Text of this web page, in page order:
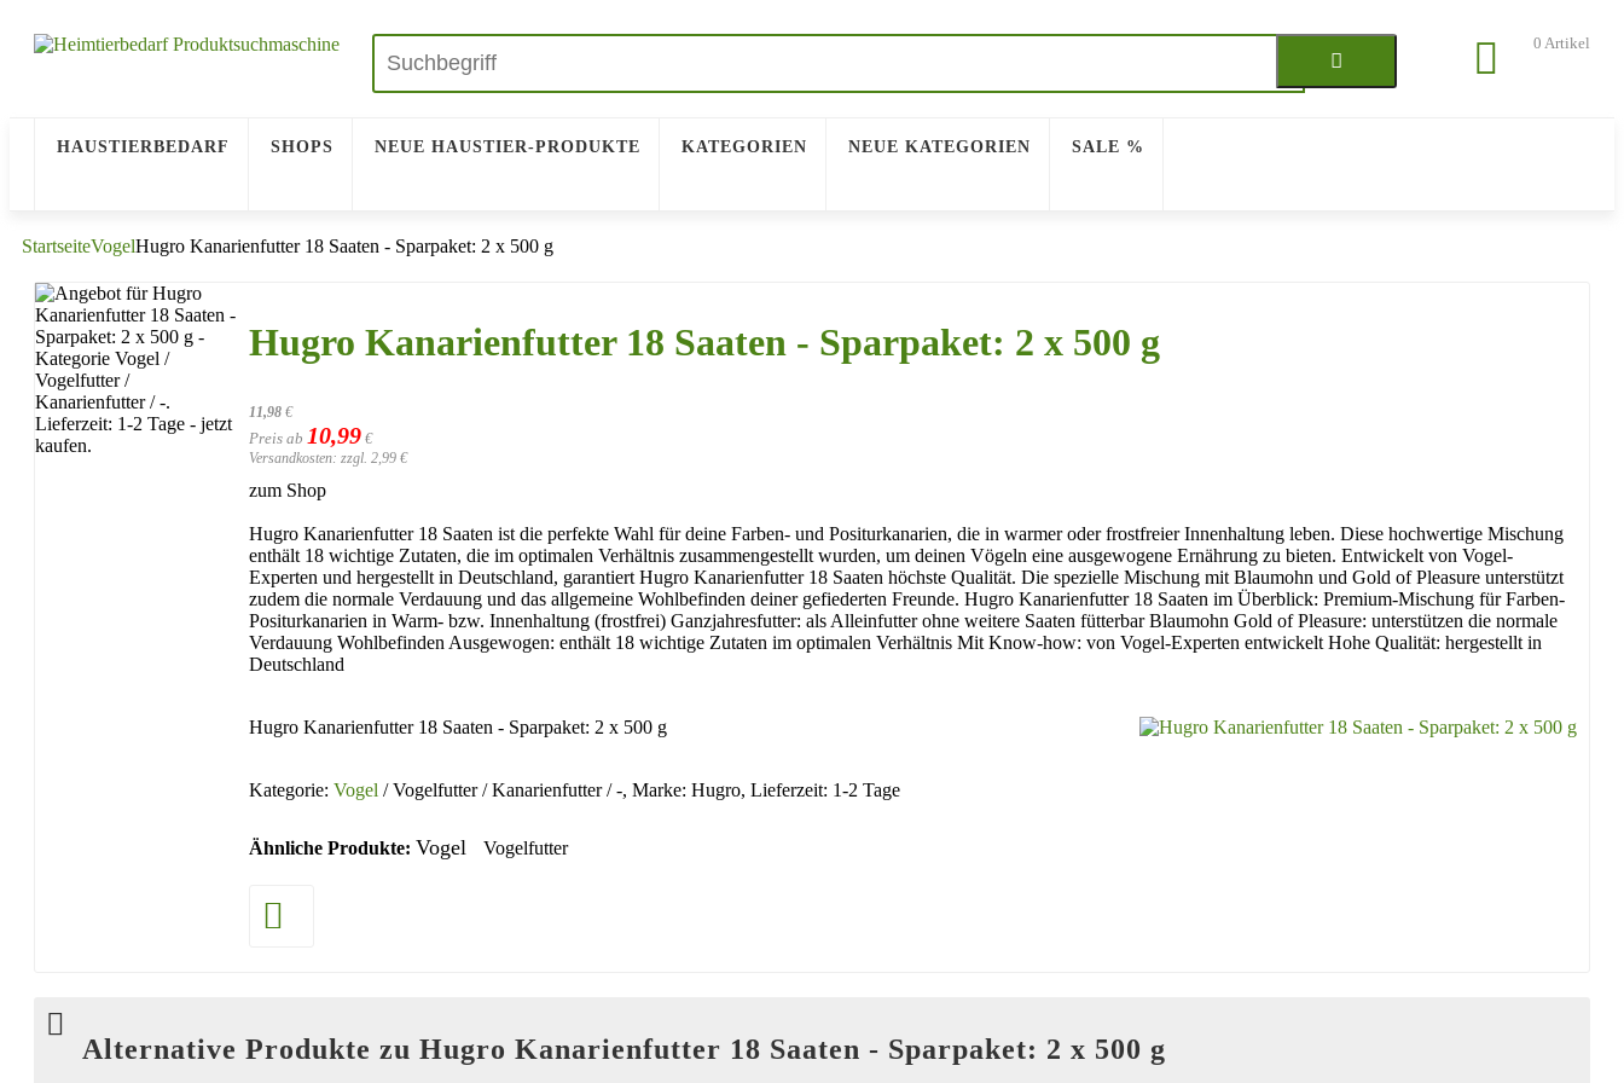
0 Artikel
HAUSTIERBEDARF SHOPS NEUE HAUSTIER-PRODUKTE KATEGORIEN NEUE KATEGORIEN SALE %
StartseiteVogelHugro Kanarienfutter 18 Saaten - Sparpaket: 2 x 500 g
Hugro Kanarienfutter 18 Saaten - Sparpaket: 2 x 500 g
11,98 €
Preis ab 10,99 €
Versandkosten: zzgl. 2,99 €
zum Shop
Hugro Kanarienfutter 18 Saaten ist die perfekte Wahl für deine Farben- und Positurkanarien, die in warmer oder frostfreier Innenhaltung leben. Diese hochwertige Mischung
enthält 18 wichtige Zutaten, die im optimalen Verhältnis zusammengestellt wurden, um deinen Vögeln eine ausgewogene Ernährung zu bieten. Entwickelt von Vogel-
Experten und hergestellt in Deutschland, garantiert Hugro Kanarienfutter 18 Saaten höchste Qualität. Die spezielle Mischung mit Blaumohn und Gold of Pleasure unterstützt
zudem die normale Verdauung und das allgemeine Wohlbefinden deiner gefiederten Freunde. Hugro Kanarienfutter 18 Saaten im Überblick: Premium-Mischung für Farben-
Positurkanarien in Warm- bzw. Innenhaltung (frostfrei) Ganzjahresfutter: als Alleinfutter ohne weitere Saaten fütterbar Blaumohn Gold of Pleasure: unterstützen die normale
Verdauung Wohlbefinden Ausgewogen: enthält 18 wichtige Zutaten im optimalen Verhältnis Mit Know-how: von Vogel-Experten entwickelt Hohe Qualität: hergestellt in
Deutschland
Hugro Kanarienfutter 18 Saaten - Sparpaket: 2 x 500 g
Kategorie: Vogel / Vogelfutter / Kanarienfutter / -, Marke: Hugro, Lieferzeit: 1-2 Tage
Ähnliche Produkte: Vogel Vogelfutter
Alternative Produkte zu Hugro Kanarienfutter 18 Saaten - Sparpaket: 2 x 500 g